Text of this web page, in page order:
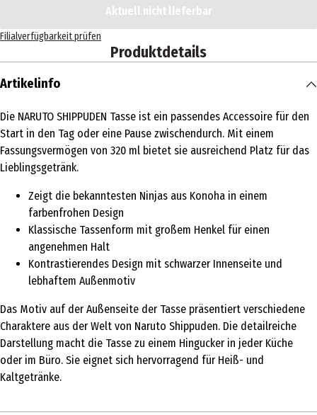
Aktuell nicht lieferbar
Filialverfügbarkeit prüfen
Produktdetails
Artikelinfo
Die NARUTO SHIPPUDEN Tasse ist ein passendes Accessoire für den
Start in den Tag oder eine Pause zwischendurch. Mit einem
Fassungsvermögen von 320 ml bietet sie ausreichend Platz für das
Lieblingsgetränk.
Zeigt die bekanntesten Ninjas aus Konoha in einem
farbenfrohen Design
Klassische Tassenform mit großem Henkel für einen
angenehmen Halt
Kontrastierendes Design mit schwarzer Innenseite und
lebhaftem Außenmotiv
Das Motiv auf der Außenseite der Tasse präsentiert verschiedene
Charaktere aus der Welt von Naruto Shippuden. Die detailreiche
Darstellung macht die Tasse zu einem Hingucker in jeder Küche
oder im Büro. Sie eignet sich hervorragend für Heiß- und
Kaltgetränke.